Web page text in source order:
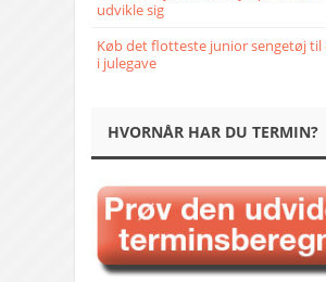
udvikle sig
Køb det flotteste junior sengetøj til
i julegave
HVORNÅR HAR DU TERMIN?